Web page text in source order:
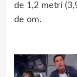
de 1,2 metri
de om.